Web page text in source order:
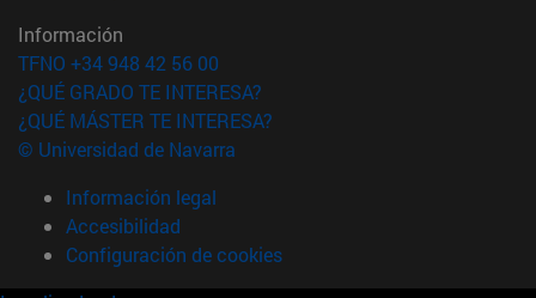
Información
TFNO +34 948 42 56 00
¿QUÉ GRADO TE INTERESA?
¿QUÉ MÁSTER TE INTERESA?
© Universidad de Navarra
Información legal
Accesibilidad
Configuración de cookies